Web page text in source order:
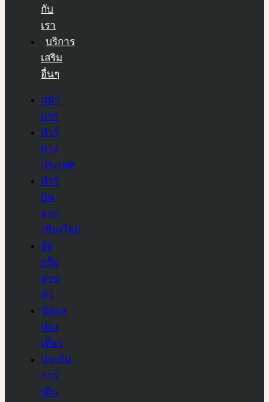
กับ
เรา
บริการ
เสริม
อื่นๆ
หน้า
แรก
ทัวร์
ต่าง
ประเทศ
ทัวร์
บิน
จาก
เชียงใหม่
จัด
กรุ๊ป
ส่วน
ตัว
ข้อมูล
ท่อง
เที่ยว
ประกัน
การ
เดิน